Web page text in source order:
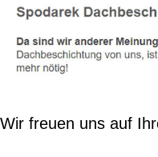
Wir freuen uns auf